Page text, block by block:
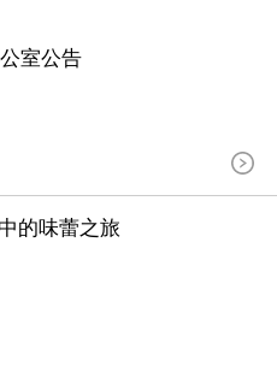
室公告
的味蕾之旅